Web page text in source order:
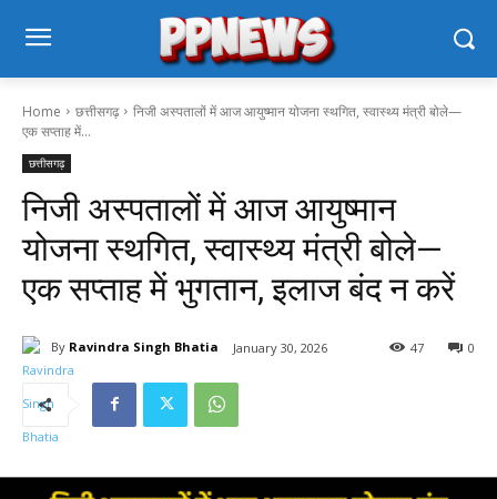
Home छत्तीसगढ़
निजी अस्पतालों में आज आयुष्मान योजना स्थगित, स्वास्थ्य मंत्री बोले—
एक सप्ताह में...
छत्तीसगढ़
निजी अस्पतालों में आज आयुष्मान
योजना स्थगित, स्वास्थ्य मंत्री बोले—
एक सप्ताह में भुगतान, इलाज बंद न करें
By Ravindra Singh Bhatia January 30, 2026 0
47